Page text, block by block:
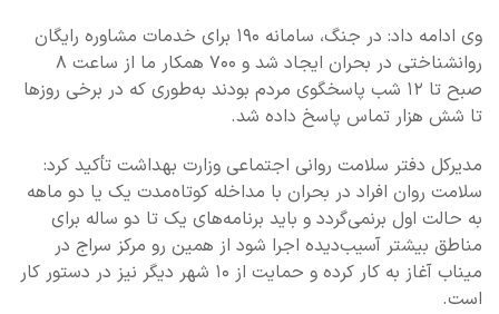
وی ادامه داد: در جنگ، سامانه ۱۹۰ برای خدمات مشاوره رایگان
روانشناختی در بحران ایجاد شد و ۷۰۰ همکار ما از ساعت ۸
صبح تا ۱۲ شب پاسخگوی مردم بودند به‌طوری که در برخی روزها
تا شش هزار تماس پاسخ داده شد.
مدیرکل دفتر سلامت روانی اجتماعی وزارت بهداشت تأکید کرد:
سلامت روان افراد در بحران با مداخله کوتاه‌مدت یک یا دو ماهه
به حالت اول برنمی‌گردد و باید برنامه‌های یک تا دو ساله برای
مناطق بیشتر آسیب‌دیده اجرا شود از همین رو مرکز سراج در
میناب آغاز به کار کرده و حمایت از ۱۰ شهر دیگر نیز در دستور کار
است.